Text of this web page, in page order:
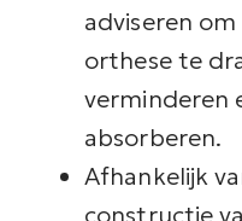
adviseren
orthese te
verminderen
absorberen.
Afhankelijk